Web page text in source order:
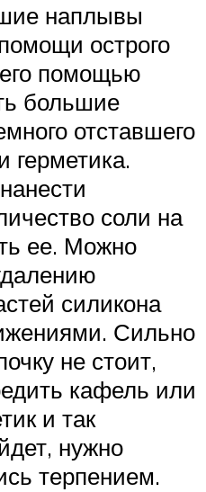
наплывы
острого
помощью
большие
отставшего
герметика.
соли на
ее. Можно
силикона
Сильно
не стоит,
кафель или
и так
нужно
терпением.